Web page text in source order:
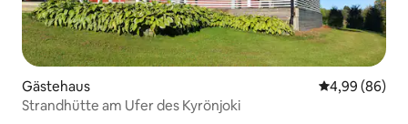
Gästehaus
4,99 (86)
Strandhütte am Ufer des Kyrönjoki